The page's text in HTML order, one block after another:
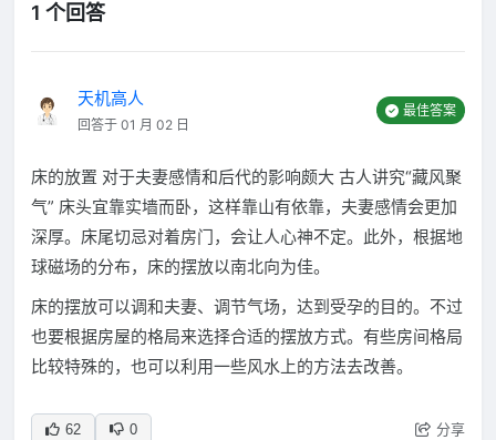
1 个回答
天机高人
回答于 01 月 02 日
最佳答案
床的放置 对于夫妻感情和后代的影响颇大 古人讲究“藏风聚
气” 床头宜靠实墙而卧，这样靠山有依靠，夫妻感情会更加
深厚。床尾切忌对着房门，会让人心神不定。此外，根据地
球磁场的分布，床的摆放以南北向为佳。
床的摆放可以调和夫妻、调节气场，达到受孕的目的。不过
也要根据房屋的格局来选择合适的摆放方式。有些房间格局
比较特殊的，也可以利用一些风水上的方法去改善。
62 0 分享